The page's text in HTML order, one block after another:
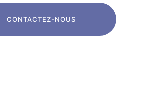
CONTACTEZ-NOUS